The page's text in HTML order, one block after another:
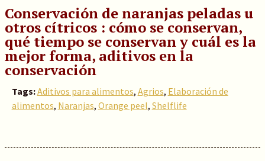
Conservación de naranjas peladas u
otros cítricos : cómo se conservan,
qué tiempo se conservan y cuál es la
mejor forma, aditivos en la
conservación
Tags:Aditivos para alimentos, Agrios, Elaboración de
alimentos, Naranjas, Orange peel, Shelflife